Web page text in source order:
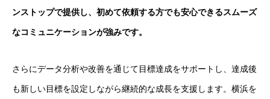
ンストップで提供し、初めて依頼する方でも安心できるスムーズ
なコミュニケーションが強みです。
さらにデータ分析や改善を通じて目標達成をサポートし、達成後
も新しい目標を設定しながら継続的な成長を支援します。横浜を